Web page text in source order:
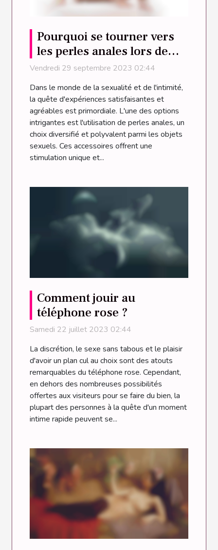
Pourquoi se tourner vers
les perles anales lors de
l'achat de votre objet
sexuel ?
Vendredi 29 septembre 2023 02:44
Dans le monde de la sexualité et de l'intimité,
la quête d'expériences satisfaisantes et
agréables est primordiale. L'une des options
intrigantes est l'utilisation de perles anales, un
choix diversifié et polyvalent parmi les objets
sexuels. Ces accessoires offrent une
stimulation unique et...
Comment jouir au
téléphone rose ?
Samedi 22 juillet 2023 02:44
La discrétion, le sexe sans tabous et le plaisir
d'avoir un plan cul au choix sont des atouts
remarquables du téléphone rose. Cependant,
en dehors des nombreuses possibilités
offertes aux visiteurs pour se faire du bien, la
plupart des personnes à la quête d'un moment
intime rapide peuvent se...